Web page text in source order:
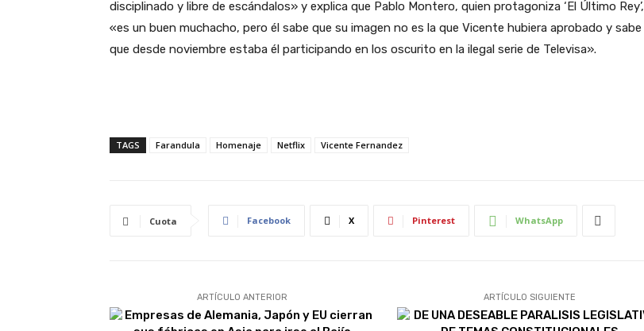
disciplinado y libre de escándalos» y explica que Pablo Montero, quien protagoniza ‘El Último Rey’,
«es un buen muchacho, pero él sabe que su imagen no es la que Vicente hubiera aprobado y sabe
que desde noviembre estaba él participando en los oscurito en la ilegal serie de Televisa».
TAGS Farandula Homenaje Netflix Vicente Fernandez
Cuota Facebook X Pinterest WhatsApp
ARTÍCULO ANTERIOR ARTÍCULO SIGUIENTE